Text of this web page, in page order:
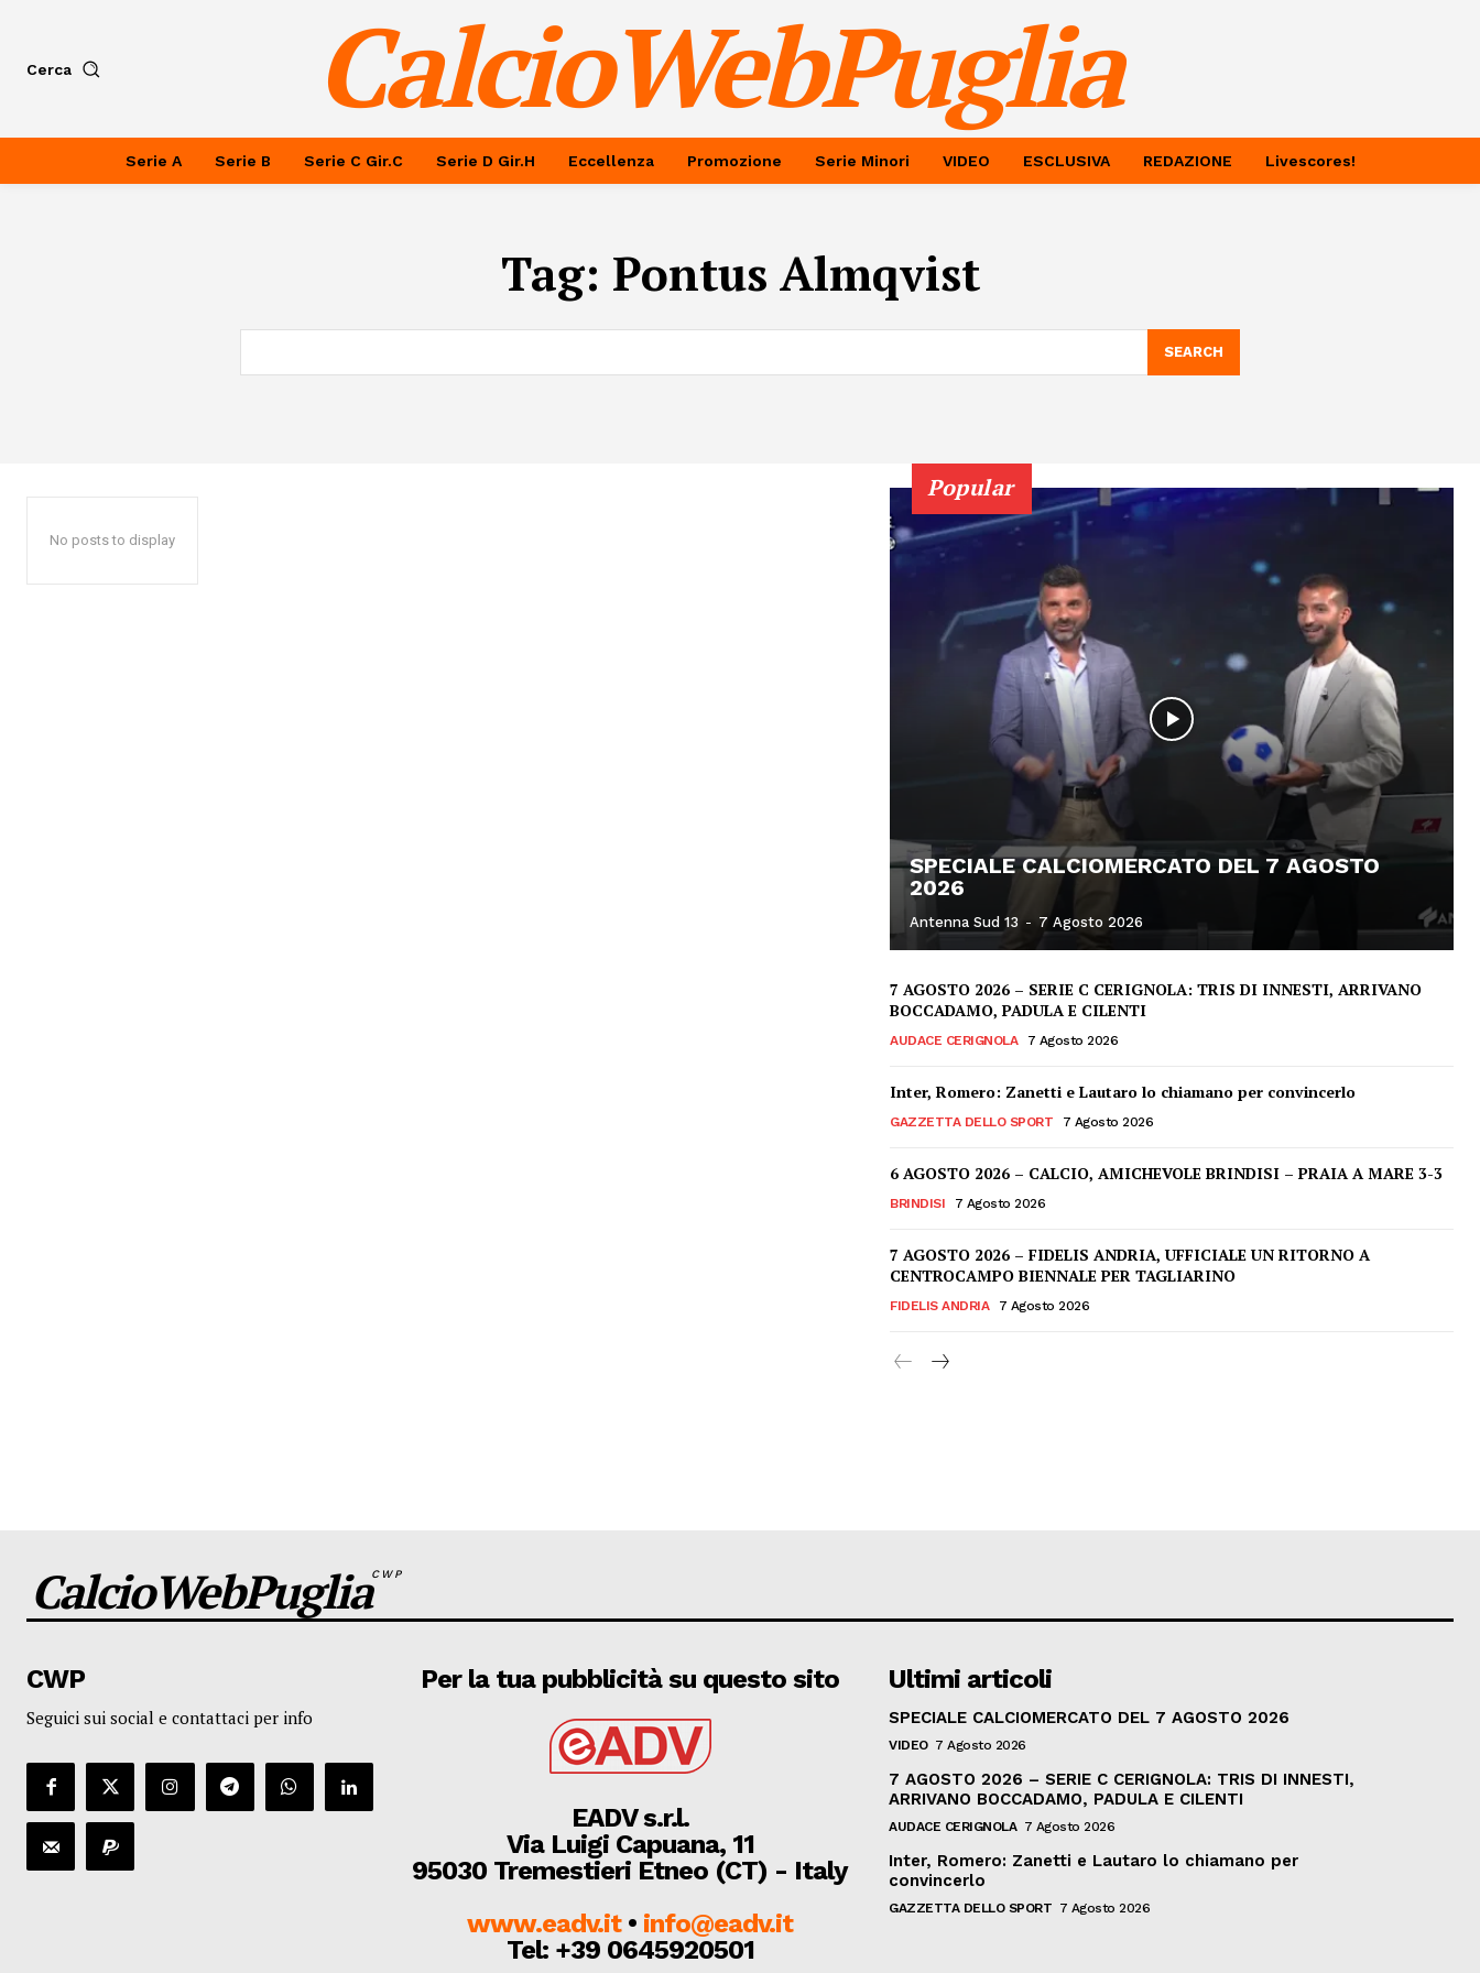
Cerca CalcioWebPuglia
Serie A Serie B Serie C Gir.C Serie D Gir.H Eccellenza Promozione Serie Minori VIDEO ESCLUSIVA REDAZIONE Livescores!
Tag: Pontus Almqvist
SEARCH
No posts to display
Popular
SPECIALE CALCIOMERCATO DEL 7 AGOSTO
2026
Antenna Sud 13 - 7 Agosto 2026
7 AGOSTO 2026 – SERIE C CERIGNOLA: TRIS DI INNESTI, ARRIVANO
BOCCADAMO, PADULA E CILENTI
AUDACE CERIGNOLA 7 Agosto 2026
Inter, Romero: Zanetti e Lautaro lo chiamano per convincerlo
GAZZETTA DELLO SPORT 7 Agosto 2026
6 AGOSTO 2026 – CALCIO, AMICHEVOLE BRINDISI – PRAIA A MARE 3-3
BRINDISI 7 Agosto 2026
7 AGOSTO 2026 – FIDELIS ANDRIA, UFFICIALE UN RITORNO A
CENTROCAMPO BIENNALE PER TAGLIARINO
FIDELIS ANDRIA 7 Agosto 2026
CalcioWebPugliaCWP
CWP
Seguici sui social e contattaci per info
Per la tua pubblicità su questo sito
EADV s.r.l.
Via Luigi Capuana, 11
95030 Tremestieri Etneo (CT) - Italy
www.eadv.it• info@eadv.it
Tel: +39 0645920501
Ultimi articoli
SPECIALE CALCIOMERCATO DEL 7 AGOSTO 2026
VIDEO 7 Agosto 2026
7 AGOSTO 2026 – SERIE C CERIGNOLA: TRIS DI INNESTI,
ARRIVANO BOCCADAMO, PADULA E CILENTI
AUDACE CERIGNOLA 7 Agosto 2026
Inter, Romero: Zanetti e Lautaro lo chiamano per
convincerlo
GAZZETTA DELLO SPORT 7 Agosto 2026